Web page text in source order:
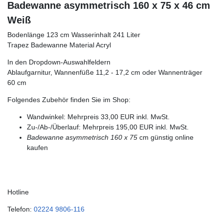
Badewanne asymmetrisch 160 x 75 x 46 cm
Weiß
Bodenlänge 123 cm Wasserinhalt 241 Liter
Trapez Badewanne Material Acryl
In den Dropdown-Auswahlfeldern
Ablaufgarnitur, Wannenfüße 11,2 - 17,2 cm oder Wannenträger
60 cm
Folgendes Zubehör finden Sie im Shop:
Wandwinkel: Mehrpreis 33,00 EUR inkl. MwSt.
Zu-/Ab-/Überlauf: Mehrpreis 195,00 EUR inkl. MwSt.
Badewanne asymmetrisch 160 x 75 cm günstig online
kaufen
Hotline
Telefon: 02224 9806-116